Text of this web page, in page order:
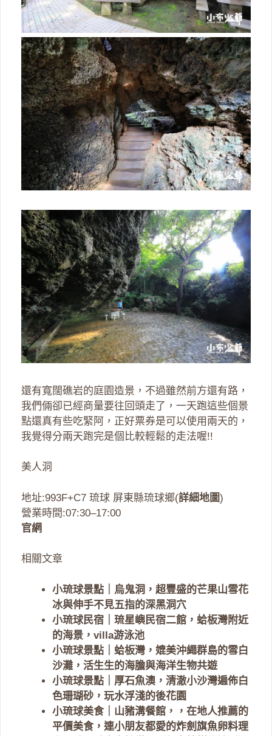
還有寬闊礁岩的庭園造景，不過雖然前方還有路，
我們倆卻已經商量要往回頭走了，一天跑這些個景
點還真有些吃緊阿，正好票券是可以使用兩天的，
我覺得分兩天跑完是個比較輕鬆的走法喔!!
美人洞
地址:993F+C7 琉球 屏東縣琉球鄉(詳細地圖)
營業時間:07:30–17:00
官網
相關文章
小琉球景點｜烏鬼洞，超豐盛的芒果山雪花
冰與伸手不見五指的深黑洞穴
小琉球民宿｜琉星嶼民宿二館，蛤板灣附近
的海景，villa游泳池
小琉球景點｜蛤板灣，媲美沖繩群島的雪白
沙灘，活生生的海膽與海洋生物共遊
小琉球景點｜厚石魚澳，清澈小沙灣遍佈白
色珊瑚砂，玩水浮淺的後花園
小琉球美食｜山豬溝餐館，，在地人推薦的
平價美食，連小朋友都愛的炸劍旗魚卵料理